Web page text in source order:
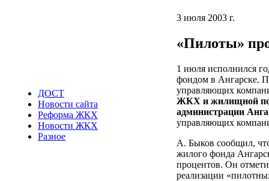
ДОСТ
Новости сайта
Реформа ЖКХ
Новости ЖКХ
Разное
3 июля 2003 г.
«Пилоты»
1 июля исполнился
фондом в Ангарске.
управляющих
ЖКХ и жилищной
администрации
управляющих
А. Быков сообщил,
жилого фонда
процентов. Он
реализации